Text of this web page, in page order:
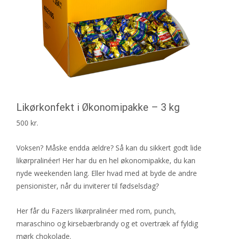
Likørkonfekt i Økonomipakke – 3 kg
500 kr.
Voksen? Måske endda ældre? Så kan du sikkert godt lide
likørpralinéer! Her har du en hel økonomipakke, du kan
nyde weekenden lang. Eller hvad med at byde de andre
pensionister, når du inviterer til fødselsdag?
Her får du Fazers likørpralinéer med rom, punch,
maraschino og kirsebærbrandy og et overtræk af fyldig
mørk chokolade.